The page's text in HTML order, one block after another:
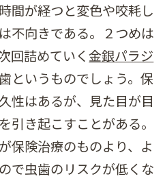
間が経つと変色や咬耗し
不向きである。２つめは
回詰めていく金銀パラジ
というものでしょう。保
性はあるが、見た目が目
引き起こすことがある。
保険治療のものより、よ
で虫歯のリスクが低くな